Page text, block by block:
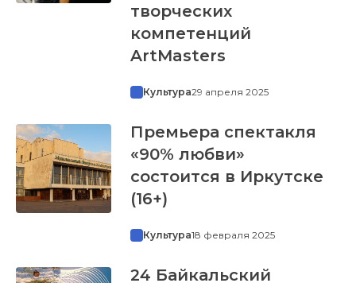
творческих
компетенций
ArtMasters
Культура29 апреля 2025
Премьера спектакля
«90% любви»
состоится в Иркутске
(16+)
Культура18 февраля 2025
24 Байкальский